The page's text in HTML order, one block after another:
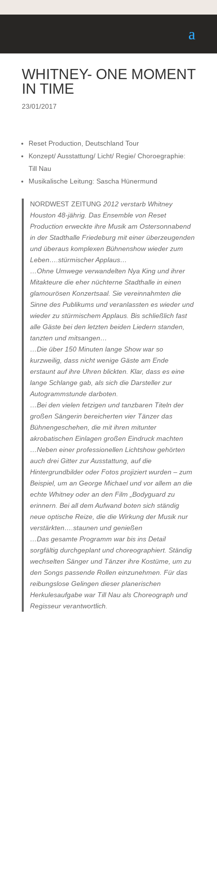
WHITNEY- ONE MOMENT
IN TIME
23/01/2017
Reset Production, Deutschland Tour
Konzept/ Ausstattung/ Licht/ Regie/ Choroegraphie:
Till Nau
Musikalische Leitung: Sascha Hünermund
NORDWEST ZEITUNG2012 verstarb Whitney
Houston 48-jährig. Das Ensemble von Reset
Production erweckte ihre Musik am Ostersonnabend
in der Stadthalle Friedeburg mit einer überzeugenden
und überaus komplexen Bühnenshow wieder zum
Leben….stürmischer Applaus…
…Ohne Umwege verwandelten Nya King und ihrer
Mitakteure die eher nüchterne Stadthalle in einen
glamourösen Konzertsaal. Sie vereinnahmten die
Sinne des Publikums und veranlassten es wieder und
wieder zu stürmischem Applaus. Bis schließlich fast
alle Gäste bei den letzten beiden Liedern standen,
tanzten und mitsangen…
…Die über 150 Minuten lange Show war so
kurzweilig, dass nicht wenige Gäste am Ende
erstaunt auf ihre Uhren blickten. Klar, dass es eine
lange Schlange gab, als sich die Darsteller zur
Autogrammstunde darboten.
…Bei den vielen fetzigen und tanzbaren Titeln der
großen Sängerin bereicherten vier Tänzer das
Bühnengeschehen, die mit ihren mitunter
akrobatischen Einlagen großen Eindruck machten
…Neben einer professionellen Lichtshow gehörten
auch drei Gitter zur Ausstattung, auf die
Hintergrundbilder oder Fotos projiziert wurden – zum
Beispiel, um an George Michael und vor allem an die
echte Whitney oder an den Film „Bodyguard zu
erinnern. Bei all dem Aufwand boten sich ständig
neue optische Reize, die die Wirkung der Musik nur
verstärkten….staunen und genießen
…Das gesamte Programm war bis ins Detail
sorgfältig durchgeplant und choreographiert. Ständig
wechselten Sänger und Tänzer ihre Kostüme, um zu
den Songs passende Rollen einzunehmen. Für das
reibungslose Gelingen dieser planerischen
Herkulesaufgabe war Till Nau als Choreograph und
Regisseur verantwortlich.